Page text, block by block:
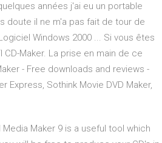
années j'ai eu un portable
doute il ne m'a pas fait de tour de
Windows 2000 ... Si vous êtes
Maker. La prise en main de ce
- Free downloads and reviews -
Sothink Movie DVD Maker,
Maker 9 is a useful tool which